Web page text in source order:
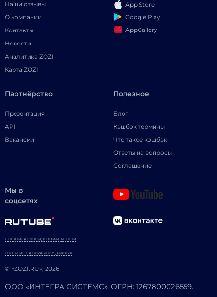
Наши отзывы
О компании
Контакты
Новости
Аналитика ZOZI
Карта ZOZI
App Store
Google Play
AppGallery
Партнёрство
Презентация
API
Вакансии
Полезное
Блог
Кэшбэк термины
Что такое кэшбэк
Ответы на вопросы
Соглашение
Мы в
соцсетях
© «ZOZI.RU», 2026
ПОЛИТИКА КОНФИДЕНЦИАЛЬНОСТИ
СОГЛАСИЕ НА ОБРАБОТКУ ДАННЫХ
ООО «ИНТЕГРА СИСТЕМС». ОГРН: 1267800026559.